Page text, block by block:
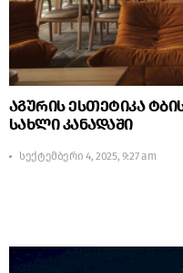
აგურის ესთეტიკა
სახლი კანადაში
სექტემბერი 4, 2025, 9:27 am